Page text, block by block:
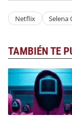
Netflix Selena
TAMBIÉN TE